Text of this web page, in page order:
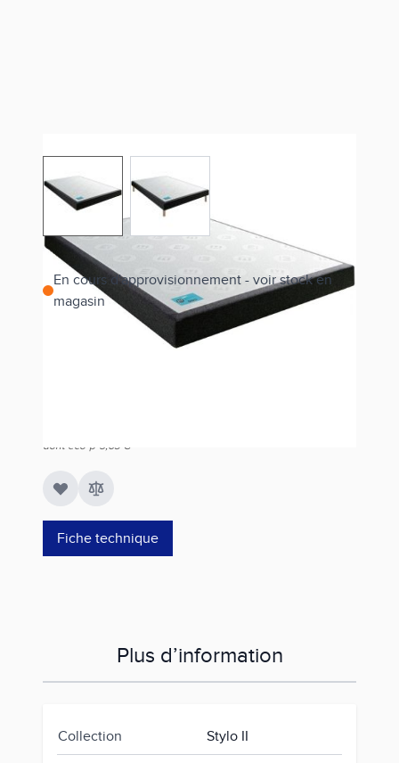
View larger imageView larger image
En cours d'approvisionnement - voir stock en
magasin
Estimer les frais de port
dont éco-p 5,63 €
Fiche technique
Plus d’information
Collection Stylo II